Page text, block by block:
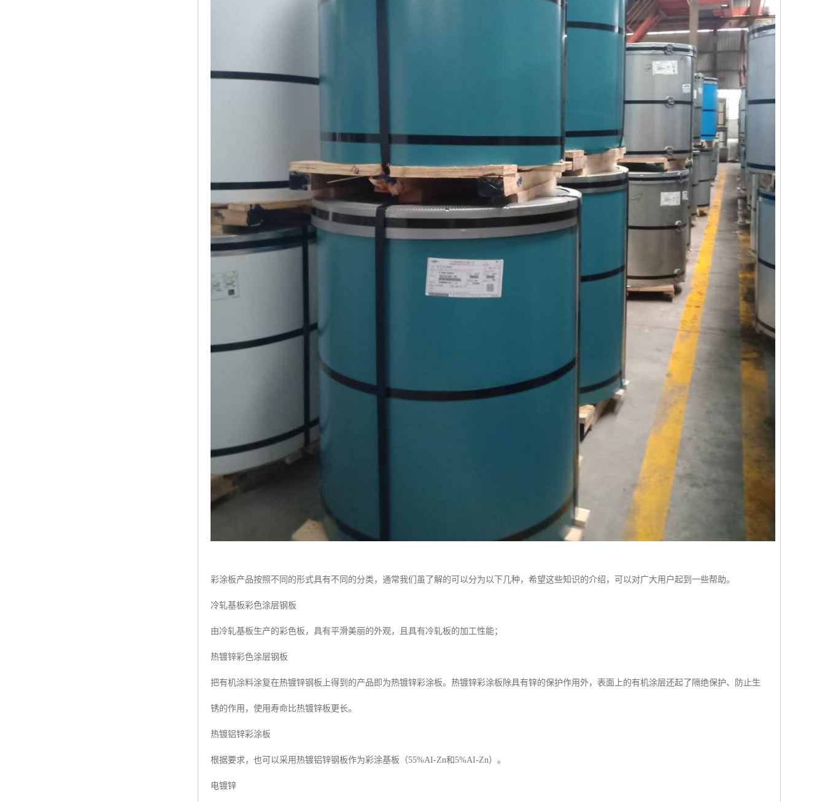
彩涂板产品按照不同的形式具有不同的分类，通常我们虽了解的可以分为以下几种，希望这些知识的介绍，可以对广大用户起到一些帮助。
冷轧基板彩色涂层钢板
由冷轧基板生产的彩色板，具有平滑美丽的外观，且具有冷轧板的加工性能；
热镀锌彩色涂层钢板
把有机涂料涂复在热镀锌钢板上得到的产品即为热镀锌彩涂板。热镀锌彩涂板除具有锌的保护作用外，表面上的有机涂层还起了隔绝保护、防止生
锈的作用，使用寿命比热镀锌板更长。
热镀铝锌彩涂板
根据要求，也可以采用热镀铝锌钢板作为彩涂基板（55%AI-Zn和5%AI-Zn）。
电镀锌